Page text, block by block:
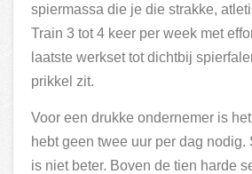
spiermassa die je die strakke,
Train 3 tot 4 keer per week met
laatste werkset tot dichtbij
prikkel zit.
Voor een drukke ondernemer is
hebt geen twee uur per dag nodig.
is niet beter. Boven de tien harde